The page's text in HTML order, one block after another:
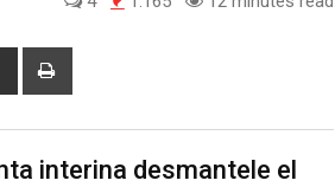
Share
interina desmantele el